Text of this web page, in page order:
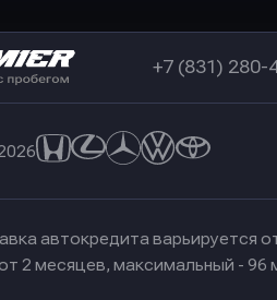
+7 (831) 280-
автокредита варьируется
2 месяцев, максимальный - 96